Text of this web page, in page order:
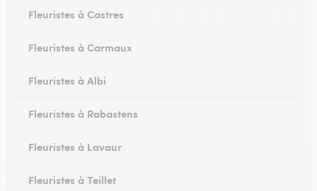
Fleuristes à Castres
Fleuristes à Carmaux
Fleuristes à Albi
Fleuristes à Rabastens
Fleuristes à Lavaur
Fleuristes à Teillet